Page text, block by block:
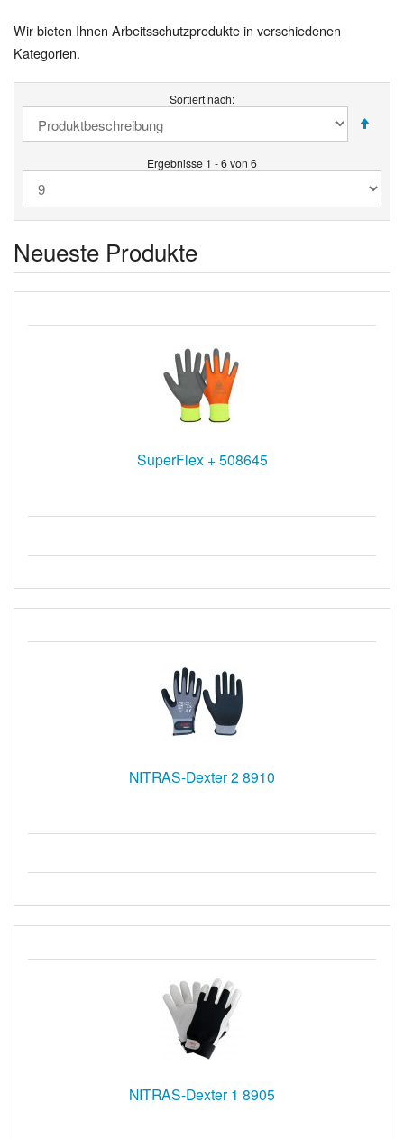
Wir bieten Ihnen Arbeitsschutzprodukte in verschiedenen
Kategorien.
Sortiert nach:
Ergebnisse 1 - 6 von 6
Neueste Produkte
SuperFlex + 508645
NITRAS-Dexter 2 8910
NITRAS-Dexter 1 8905